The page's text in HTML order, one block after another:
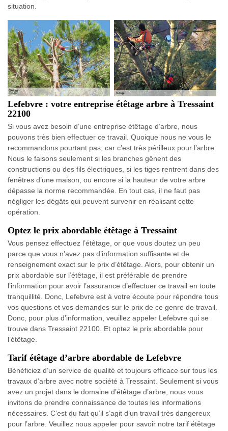
situation.
Lefebvre : votre entreprise étêtage arbre à Tressaint
22100
Si vous avez besoin d’une entreprise étêtage d’arbre, nous
pouvons très bien effectuer ce travail. Quoique nous ne vous le
recommandons pourtant pas, car c’est très périlleux pour l’arbre.
Nous le faisons seulement si les branches gênent des
constructions ou des fils électriques, si les tiges rentrent dans des
fenêtres d’une maison, ou encore si la hauteur de votre arbre
dépasse la norme recommandée. En tout cas, il ne faut pas
négliger les dégâts qui peuvent survenir en réalisant cette
opération.
Optez le prix abordable étêtage à Tressaint
Vous pensez effectuez l’étêtage, or que vous doutez un peu
parce que vous n’avez pas d’information suffisante et de
renseignement exact sur le prix d’étêtage. Alors, pour obtenir un
prix abordable sur l’étêtage, il est préférable de prendre
l’information pour avoir l’assurance d’effectuer ce travail en toute
tranquillité. Donc, Lefebvre est à votre écoute pour répondre tous
vos questions et vos demandes sur le prix de ce genre de travail.
Donc, pour plus d’information, veuillez appeler Lefebvre qui se
trouve dans Tressaint 22100. Et optez le prix abordable pour
l’étêtage.
Tarif étêtage d’arbre abordable de Lefebvre
Bénéficiez d’un service de qualité et toujours efficace sur tous les
travaux d’arbre avec notre société à Tressaint. Seulement si vous
avez un projet dans le domaine d’étêtage d’arbre, nous vous
invitons de prendre connaissance de toutes les informations
nécessaires. C’est du fait qu’il s’agit d’un travail très dangereux
pour l’arbre. Veuillez nous appeler pour savoir notre tarif étêtage